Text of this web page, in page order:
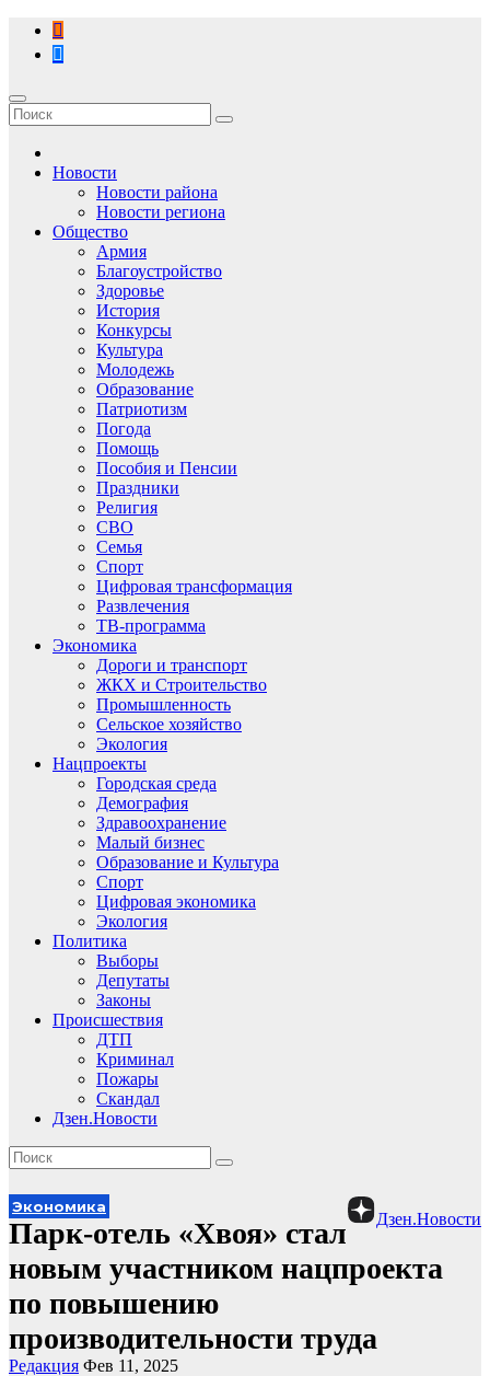
Перейти
содержимому
Новости
Новости района
Новости региона
Общество
Армия
Благоустройство
Здоровье
История
Конкурсы
Культура
Молодежь
Образование
Патриотизм
Погода
Помощь
Пособия и Пенсии
Праздники
Религия
СВО
Семья
Спорт
Цифровая трансформация
Развлечения
ТВ-программа
Экономика
Дороги и транспорт
ЖКХ и Строительство
Промышленность
Сельское хозяйство
Экология
Нацпроекты
Городская среда
Демография
Здравоохранение
Малый бизнес
Образование и Культура
Спорт
Цифровая экономика
Экология
Политика
Выборы
Депутаты
Законы
Происшествия
ДТП
Криминал
Пожары
Скандал
Дзен.Новости
Дзен.Новости
Экономика
Парк-отель «Хвоя» стал
новым участником нацпроекта
по повышению
производительности труда
Редакция Фев 11, 2025